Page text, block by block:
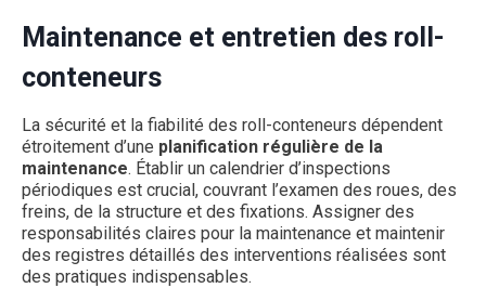
Maintenance et entretien des roll-
conteneurs
La sécurité et la fiabilité des roll-conteneurs dépendent
étroitement d’une planification régulière de la
maintenance. Établir un calendrier d’inspections
périodiques est crucial, couvrant l’examen des roues, des
freins, de la structure et des fixations. Assigner des
responsabilités claires pour la maintenance et maintenir
des registres détaillés des interventions réalisées sont
des pratiques indispensables.